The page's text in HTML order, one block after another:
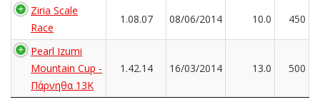
Ziria Scale
Race
1.08.07 08/06/2014 10.0 450
Pearl Izumi
Mountain Cup -
Πάρνηθα 13K
1.42.14 16/03/2014 13.0 500